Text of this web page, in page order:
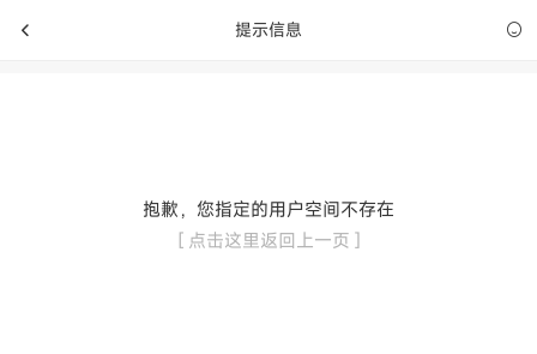
提示信息
抱歉，您指定的用户空间不存在
[ 点击这里返回上一页 ]